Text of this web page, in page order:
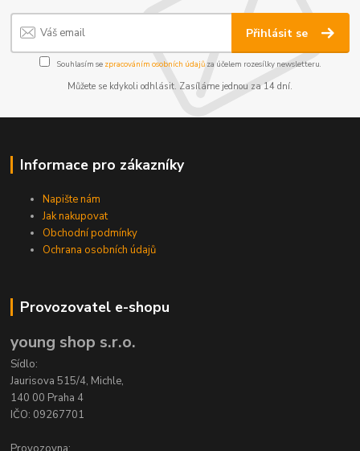
Přihlásit se
Souhlasím se zpracováním osobních údajůza účelem rozesílky newsletteru.
Můžete se kdykoli odhlásit. Zasíláme jednou za 14 dní.
Informace pro zákazníky
Napište nám
Jak nakupovat
Obchodní podmínky
Ochrana osobních údajů
Provozovatel e-shopu
young shop s.r.o.
Sídlo:
Jaurisova 515/4, Michle,
140 00 Praha 4
IČO: 09267701